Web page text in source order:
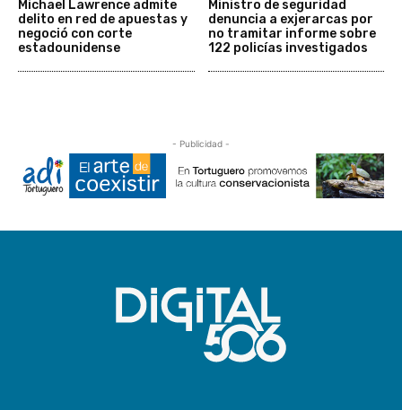
Michael Lawrence admite
delito en red de apuestas y
negoció con corte
estadounidense
Ministro de seguridad
denuncia a exjerarcas por
no tramitar informe sobre
122 policías investigados
- Publicidad -